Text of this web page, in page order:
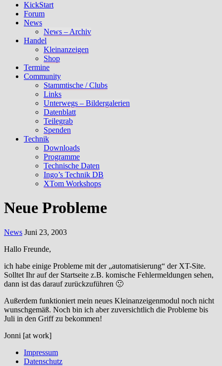
KickStart
Forum
News
News – Archiv
Handel
Kleinanzeigen
Shop
Termine
Community
Stammtische / Clubs
Links
Unterwegs – Bildergalerien
Datenblatt
Teilegrab
Spenden
Technik
Downloads
Programme
Technische Daten
Ingo’s Technik DB
XTom Workshops
Neue Probleme
News Juni 23, 2003
Hallo Freunde,
ich habe einige Probleme mit der „automatisierung“ der XT-Site.
Solltet Ihr auf der Startseite z.B. komische Fehlermeldungen sehen,
dann ist das darauf zurückzuführen 🙁
Außerdem funktioniert mein neues Kleinanzeigenmodul noch nicht
wunschgemäß. Noch bin ich aber zuversichtlich die Probleme bis
Juli in den Griff zu bekommen!
Jonni [at work]
Impressum
Datenschutz